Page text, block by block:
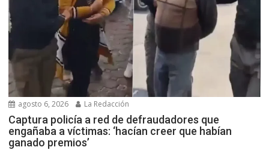
agosto 6, 2026 La Redacción
Captura policía a red de defraudadores que
engañaba a víctimas: ‘hacían creer que habían
ganado premios’